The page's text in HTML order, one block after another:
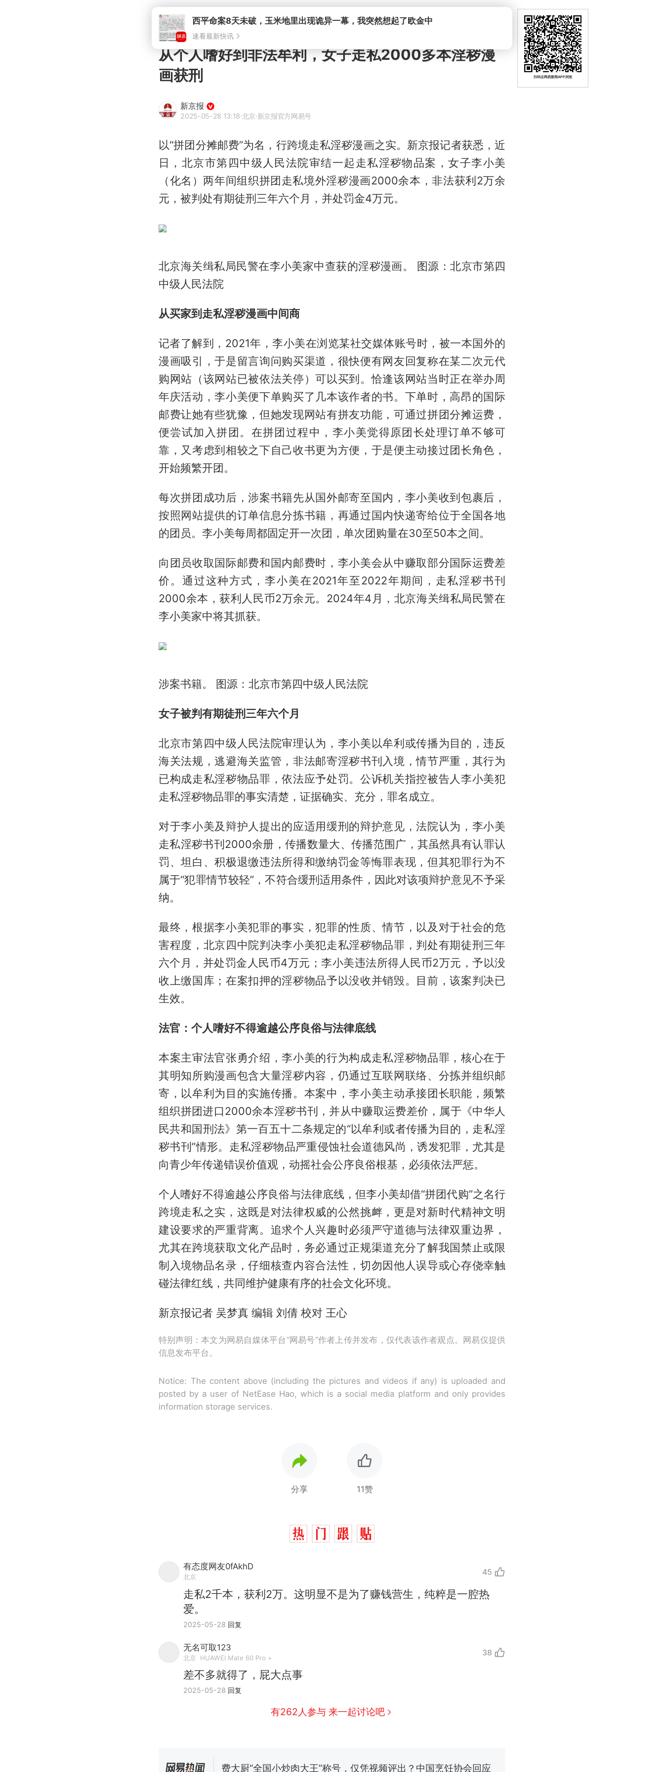
西平命案8天未破，玉米地里出现诡异一幕，我突然想起了欧金中
速看最新快讯
从个人嗜好到非法牟利，女子走私2000多本淫秽漫
画获刑
新京报
2025-05-28 13:18·北京·新京报官方网易号
以“拼团分摊邮费”为名，行跨境走私淫秽漫画之实。新京报记者获悉，近
日，北京市第四中级人民法院审结一起走私淫秽物品案，女子李小美
（化名）两年间组织拼团走私境外淫秽漫画2000余本，非法获利2万余
元，被判处有期徒刑三年六个月，并处罚金4万元。
北京海关缉私局民警在李小美家中查获的淫秽漫画。 图源：北京市第四
中级人民法院
从买家到走私淫秽漫画中间商
记者了解到，2021年，李小美在浏览某社交媒体账号时，被一本国外的
漫画吸引，于是留言询问购买渠道，很快便有网友回复称在某二次元代
购网站（该网站已被依法关停）可以买到。恰逢该网站当时正在举办周
年庆活动，李小美便下单购买了几本该作者的书。下单时，高昂的国际
邮费让她有些犹豫，但她发现网站有拼友功能，可通过拼团分摊运费，
便尝试加入拼团。在拼团过程中，李小美觉得原团长处理订单不够可
靠，又考虑到相较之下自己收书更为方便，于是便主动接过团长角色，
开始频繁开团。
每次拼团成功后，涉案书籍先从国外邮寄至国内，李小美收到包裹后，
按照网站提供的订单信息分拣书籍，再通过国内快递寄给位于全国各地
的团员。李小美每周都固定开一次团，单次团购量在30至50本之间。
向团员收取国际邮费和国内邮费时，李小美会从中赚取部分国际运费差
价。通过这种方式，李小美在2021年至2022年期间，走私淫秽书刊
2000余本，获利人民币2万余元。2024年4月，北京海关缉私局民警在
李小美家中将其抓获。
涉案书籍。 图源：北京市第四中级人民法院
女子被判有期徒刑三年六个月
北京市第四中级人民法院审理认为，李小美以牟利或传播为目的，违反
海关法规，逃避海关监管，非法邮寄淫秽书刊入境，情节严重，其行为
已构成走私淫秽物品罪，依法应予处罚。公诉机关指控被告人李小美犯
走私淫秽物品罪的事实清楚，证据确实、充分，罪名成立。
对于李小美及辩护人提出的应适用缓刑的辩护意见，法院认为，李小美
走私淫秽书刊2000余册，传播数量大、传播范围广，其虽然具有认罪认
罚、坦白、积极退缴违法所得和缴纳罚金等悔罪表现，但其犯罪行为不
属于“犯罪情节较轻”，不符合缓刑适用条件，因此对该项辩护意见不予采
纳。
最终，根据李小美犯罪的事实，犯罪的性质、情节，以及对于社会的危
害程度，北京四中院判决李小美犯走私淫秽物品罪，判处有期徒刑三年
六个月，并处罚金人民币4万元；李小美违法所得人民币2万元，予以没
收上缴国库；在案扣押的淫秽物品予以没收并销毁。目前，该案判决已
生效。
法官：个人嗜好不得逾越公序良俗与法律底线
本案主审法官张勇介绍，李小美的行为构成走私淫秽物品罪，核心在于
其明知所购漫画包含大量淫秽内容，仍通过互联网联络、分拣并组织邮
寄，以牟利为目的实施传播。本案中，李小美主动承接团长职能，频繁
组织拼团进口2000余本淫秽书刊，并从中赚取运费差价，属于《中华人
民共和国刑法》第一百五十二条规定的“以牟利或者传播为目的，走私淫
秽书刊”情形。走私淫秽物品严重侵蚀社会道德风尚，诱发犯罪，尤其是
向青少年传递错误价值观，动摇社会公序良俗根基，必须依法严惩。
个人嗜好不得逾越公序良俗与法律底线，但李小美却借“拼团代购”之名行
跨境走私之实，这既是对法律权威的公然挑衅，更是对新时代精神文明
建设要求的严重背离。追求个人兴趣时必须严守道德与法律双重边界，
尤其在跨境获取文化产品时，务必通过正规渠道充分了解我国禁止或限
制入境物品名录，仔细核查内容合法性，切勿因他人误导或心存侥幸触
碰法律红线，共同维护健康有序的社会文化环境。
新京报记者 吴梦真 编辑 刘倩 校对 王心
特别声明：本文为网易自媒体平台“网易号”作者上传并发布，仅代表该作者观点。网易仅提供
信息发布平台。
Notice: The content above (including the pictures and videos if any) is uploaded and
posted by a user of NetEase Hao, which is a social media platform and only provides
information storage services.
分享 11赞
有态度网友0fAkhD
北京
45
走私2千本，获利2万。这明显不是为了赚钱营生，纯粹是一腔热
爱。
2025-05-28 回复
无名可取123
北京 HUAWEI Mate 60 Pro +
38
差不多就得了，屁大点事
2025-05-28 回复
有262人参与 来一起讨论吧
热 那个在床头放菜刀的女孩，因老师一句“跟我回家”改写了人生
制裁瓜子饺子，美国怕什么？
男子上山采菌偶然发现鸡枞菌窝，原地守1天等它长大：挖了140多
扫码去网易新闻APP浏览